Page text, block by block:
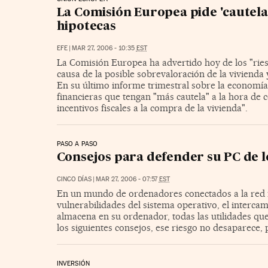
La Comisión Europea pide
hipotecas
EFE | MAR 27, 2006 - 10:35 EST
La Comisión Europea ha advertido hoy de los
causa de la posible sobrevaloración de la
En su último informe trimestral sobre la
financieras que tengan "más cautela" a la hora de
incentivos fiscales a la compra de la vivienda".
PASO A PASO
Consejos para defender su PC de
CINCO DÍAS | MAR 27, 2006 - 07:57EST
En un mundo de ordenadores conectados a la
vulnerabilidades del sistema operativo, el
almacena en su ordenador, todas las utilidades
los siguientes consejos, ese riesgo no
INVERSIÓN